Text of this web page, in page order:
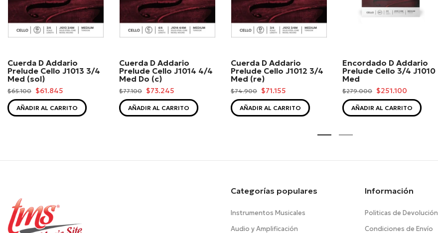
Cuerda D Addario
Prelude Cello J1013 3/4
Med (sol)
$65.100 $61.845
AÑADIR AL CARRITO
Cuerda D Addario
Prelude Cello J1014 4/4
Med Do (c)
$77.100 $73.245
AÑADIR AL CARRITO
Cuerda D Addario
Prelude Cello J1012 3/4
Med (re)
$74.900 $71.155
AÑADIR AL CARRITO
Encordado D Addario
Prelude Cello 3/4 J1010
Med
$279.000 $251.100
AÑADIR AL CARRITO
Categorías populares
Instrumentos Musicales
Audio y Amplificación
Información
Politicas de Devolución
Condiciones de Envío